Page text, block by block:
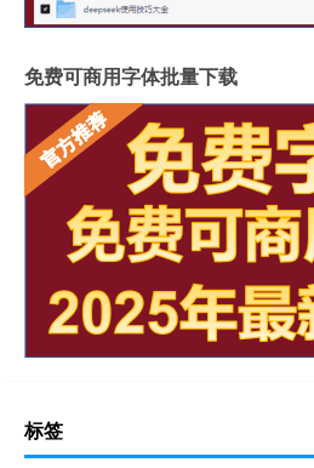
免费可商用字体批量下载
标签